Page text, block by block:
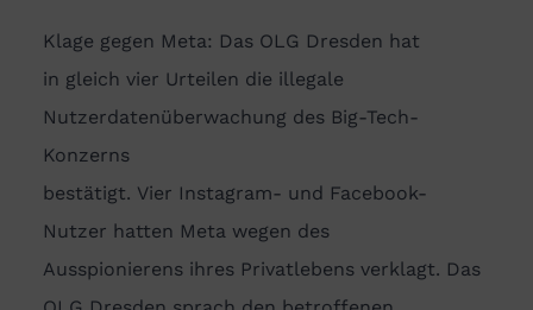
Klage gegen Meta: Das OLG Dresden hat
in gleich vier Urteilen die illegale
Nutzerdatenüberwachung des Big-Tech-
Konzerns
bestätigt. Vier Instagram- und Facebook-
Nutzer hatten Meta wegen des
Ausspionierens ihres Privatlebens verklagt. Das